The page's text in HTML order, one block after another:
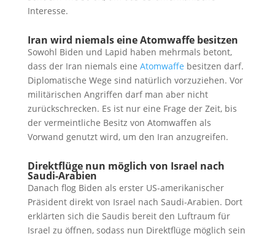
Interesse.
Iran wird niemals eine Atomwaffe besitzen
Sowohl Biden und Lapid haben mehrmals betont,
dass der Iran niemals eine Atomwaffe besitzen darf.
Diplomatische Wege sind natürlich vorzuziehen. Vor
militärischen Angriffen darf man aber nicht
zurückschrecken. Es ist nur eine Frage der Zeit, bis
der vermeintliche Besitz von Atomwaffen als
Vorwand genutzt wird, um den Iran anzugreifen.
Direktflüge nun möglich von Israel nach
Saudi-Arabien
Danach flog Biden als erster US-amerikanischer
Präsident direkt von Israel nach Saudi-Arabien. Dort
erklärten sich die Saudis bereit den Luftraum für
Israel zu öffnen, sodass nun Direktflüge möglich sein